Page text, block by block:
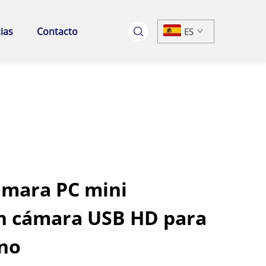
Contacto ES
PC mini
USB HD para